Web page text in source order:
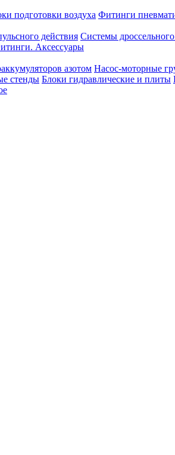
подготовки воздуха Фитинги
действия Системы
Аксессуары
азотом Насос-моторные
стенды Блоки гидравлические и плиты